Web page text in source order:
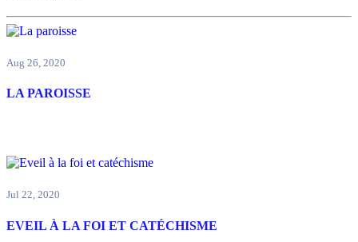
Aug 26, 2020
LA PAROISSE
Jul 22, 2020
EVEIL À LA FOI ET CATÉCHISME